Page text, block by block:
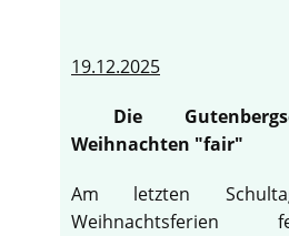
19.12.2025
Die
Weihnachten "fair"
Am letzten